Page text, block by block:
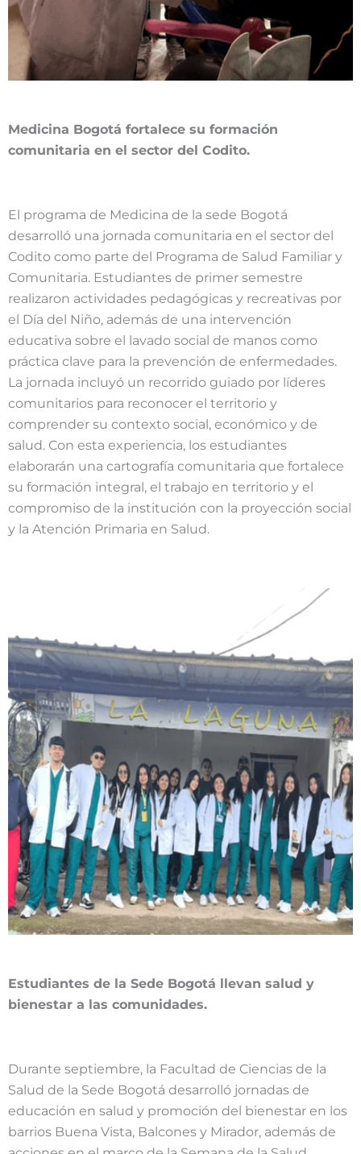
Medicina Bogotá fortalece su formación
comunitaria en el sector del Codito.
El programa de Medicina de la sede Bogotá
desarrolló una jornada comunitaria en el sector del
Codito como parte del Programa de Salud Familiar y
Comunitaria. Estudiantes de primer semestre
realizaron actividades pedagógicas y recreativas por
el Día del Niño, además de una intervención
educativa sobre el lavado social de manos como
práctica clave para la prevención de enfermedades.
La jornada incluyó un recorrido guiado por líderes
comunitarios para reconocer el territorio y
comprender su contexto social, económico y de
salud. Con esta experiencia, los estudiantes
elaborarán una cartografía comunitaria que fortalece
su formación integral, el trabajo en territorio y el
compromiso de la institución con la proyección social
y la Atención Primaria en Salud.
Estudiantes de la Sede Bogotá llevan salud y
bienestar a las comunidades.
Durante septiembre, la Facultad de Ciencias de la
Salud de la Sede Bogotá desarrolló jornadas de
educación en salud y promoción del bienestar en los
barrios Buena Vista, Balcones y Mirador, además de